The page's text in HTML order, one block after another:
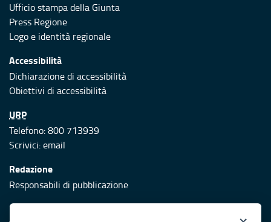
Ufficio stampa della Giunta
Press Regione
Logo e identità regionale
Accessibilità
Dichiarazione di accessibilità
Obiettivi di accessibilità
URP
Telefono: 800 713939
Scrivici:email
Redazione
Responsabili di pubblicazione
Protezione civile